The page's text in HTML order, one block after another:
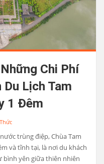
Chi Phí
Du Lịch Tam
1 Đêm
trùng điệp, Chùa Tam
và tĩnh tại, là nơi du khách
bình yên giữa thiên nhiên